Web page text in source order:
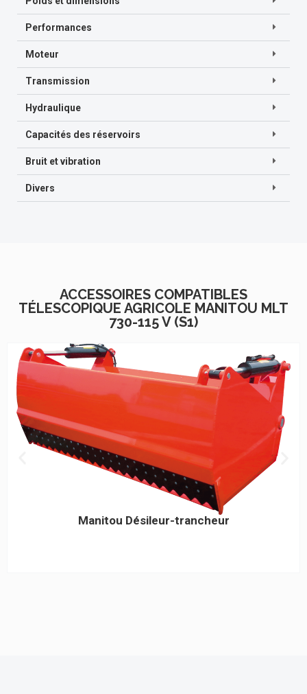
Performances
Moteur
Transmission
Hydraulique
Capacités des réservoirs
Bruit et vibration
Divers
ACCESSOIRES COMPATIBLES
TÉLESCOPIQUE AGRICOLE MANITOU MLT
730-115 V (S1)
Manitou Désileur-trancheur